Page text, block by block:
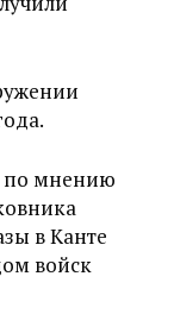
по мнению
в Канте
войск